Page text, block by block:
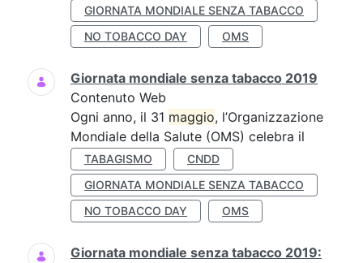
GIORNATA MONDIALE SENZA TABACCO
NO TOBACCO DAY
OMS
Giornata mondiale senza tabacco 2019
Contenuto Web
Ogni anno, il 31 maggio, l’Organizzazione
Mondiale della Salute (OMS) celebra il
TABAGISMO
CNDD
GIORNATA MONDIALE SENZA TABACCO
NO TOBACCO DAY
OMS
Giornata mondiale senza tabacco 2019: